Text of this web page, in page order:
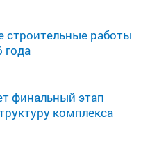
строительные работы
года
финальный этап
комплекса